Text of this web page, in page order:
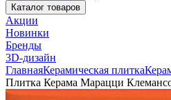
Каталог товаров
Акции
Новинки
Бренды
3D-дизайн
ГлавнаяКерамическая плитка
Плитка Керама Марацци